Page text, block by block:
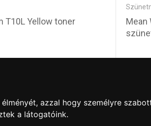
azzal hogy személyre
a látogatóink.
T10L Yellow toner
Mean